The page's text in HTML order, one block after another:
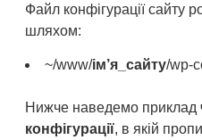
Файл конфігурації сайту
шляхом:
~/www/ім’я_сайту/wp-
Нижче наведемо приклад
конфігурації, в якій